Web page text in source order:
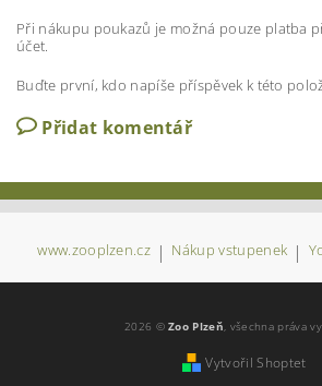
Při nákupu poukazů je možná pouze platba
účet.
Buďte první, kdo napíše příspěvek k této
Přidat komentář
www.zooplzen.cz | Nákup vstupenek |
2026 ©Zoo Plzeň , všechna práva
Vytvořil Shoptet